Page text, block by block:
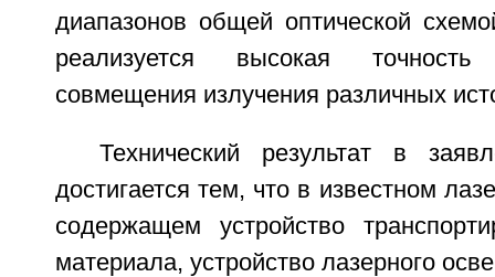
диапазонов общей оптической
реализуется высокая точность
совмещения излучения различных
Технический результат в
достигается тем, что в известном
содержащем устройство
материала, устройство лазерного